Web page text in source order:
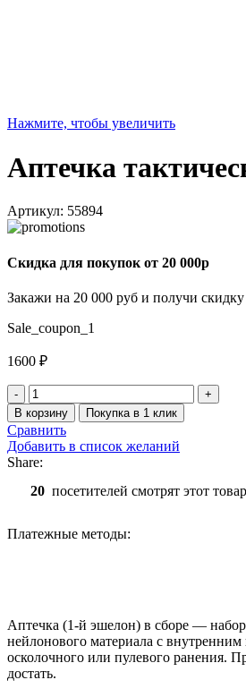
Нажмите, чтобы увеличить
Аптечка
Артикул: 55894
Скидка для покупок от 20 000р
Закажи на 20 000 руб и получи
Sale_coupon_1
1600 ₽
Количество
товара
Аптечка
тактическая
малая
первого
эшелона
В корзину Покупка в 1 клик
Сравнить
Добавить в список желаний
Share:
20 посетителей смотрят этот
Платежные методы:
Аптечка (1-й эшелон) в сборе —
нейлонового материала с
осколочного или пулевого ранения.
достать.